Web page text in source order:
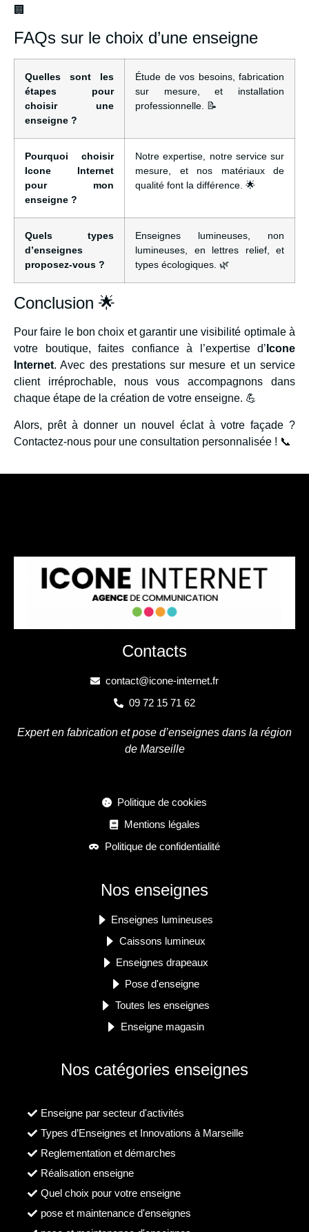
🏢
FAQs sur le choix d’une enseigne
Quelles sont les
étapes pour
choisir une
enseigne ?
Étude de vos besoins, fabrication
sur mesure, et installation
professionnelle. 📝
Pourquoi choisir
Icone Internet
pour mon
enseigne ?
Notre expertise, notre service sur
mesure, et nos matériaux de
qualité font la différence. 🌟
Quels types
d’enseignes
proposez-vous ?
Enseignes lumineuses, non
lumineuses, en lettres relief, et
types écologiques. 🌿
Conclusion 🌟
Pour faire le bon choix et garantir une visibilité optimale à
votre boutique, faites confiance à l’expertise d’ Icone
Internet. Avec des prestations sur mesure et un service
client irréprochable, nous vous accompagnons dans
chaque étape de la création de votre enseigne. 💪
Alors, prêt à donner un nouvel éclat à votre façade ?
Contactez-nous pour une consultation personnalisée ! 📞
Contacts
contact@icone-internet.fr
09 72 15 71 62
Expert en fabrication et pose d’enseignes dans la région
de Marseille
Politique de cookies
Mentions légales
Politique de confidentialité
Nos enseignes
Enseignes lumineuses
Caissons lumineux
Enseignes drapeaux
Pose d'enseigne
Toutes les enseignes
Enseigne magasin
Nos catégories enseignes
Enseigne par secteur d'activités
Types d’Enseignes et Innovations à Marseille
Reglementation et démarches
Réalisation enseigne
Quel choix pour votre enseigne
pose et maintenance d'enseignes